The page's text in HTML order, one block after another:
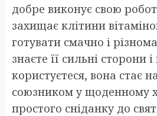
добре виконує свою
захищає клітини
готувати смачно і
знаєте її сильні сторони
користуєтеся, вона стає
союзником у щоденному
простого сніданку до